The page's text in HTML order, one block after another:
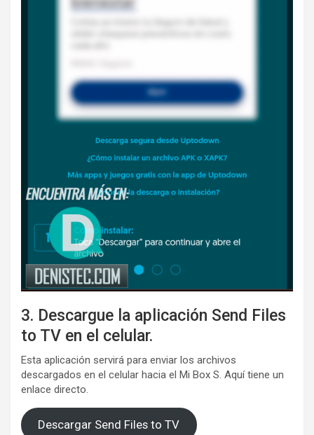
3. Descargue la aplicación Send Files
to TV en el celular.
Esta aplicación servirá para enviar los archivos
descargados en el celular hacia el Mi Box S. Aquí tiene un
enlace directo.
Descargar Send Files to TV